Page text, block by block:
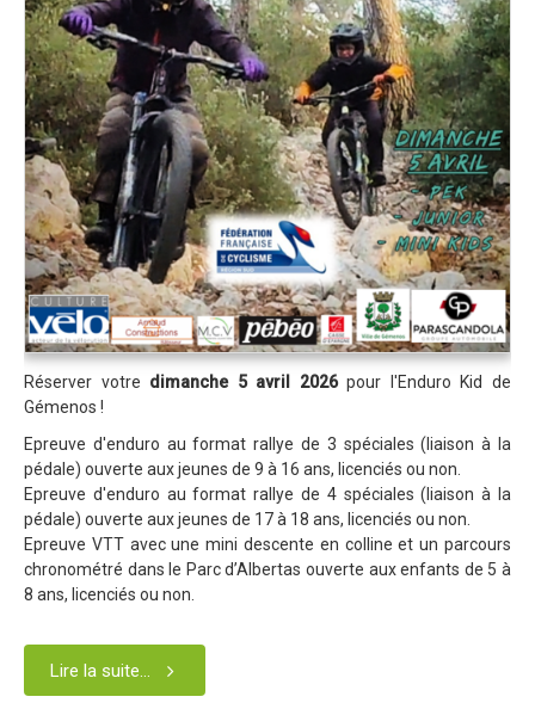
Réserver votre dimanche 5 avril 2026pour l'Enduro Kid de
Gémenos !
Epreuve d'enduro au format rallye de 3 spéciales (liaison à la
pédale) ouverte aux jeunes de 9 à 16 ans, licenciés ou non.
Epreuve d'enduro au format rallye de 4 spéciales (liaison à la
pédale) ouverte aux jeunes de 17 à 18 ans, licenciés ou non.
Epreuve VTT avec une mini descente en colline et un parcours
chronométré dans le Parc d’Albertas ouverte aux enfants de 5 à
8 ans, licenciés ou non.
Lire la suite...